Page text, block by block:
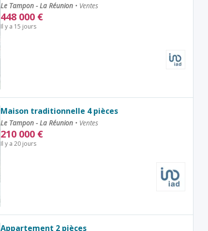
Le Tampon - La Réunion • Ventes
448 000 €
Il y a 15 jours
Maison traditionnelle 4 pièces
Le Tampon - La Réunion • Ventes
210 000 €
Il y a 20 jours
Appartement 2 pièces